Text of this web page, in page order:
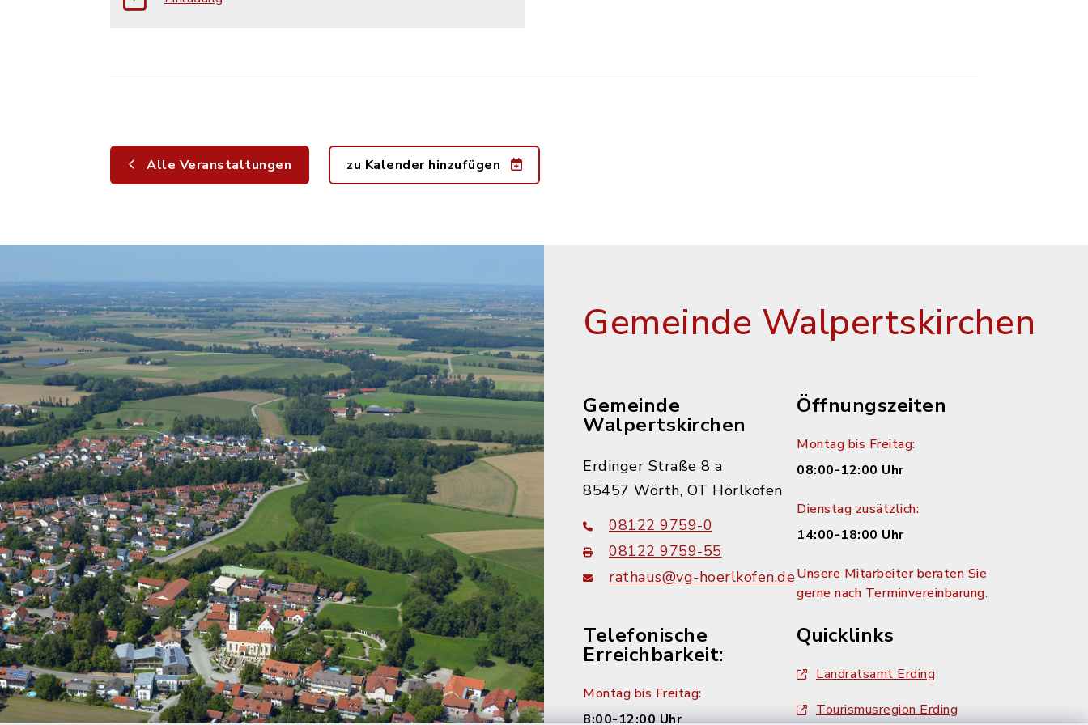
Alle Veranstaltungen zu Kalender hinzufügen
Gemeinde Walpertskirchen
Gemeinde
Walpertskirchen
Erdinger Straße 8 a
85457 Wörth, OT Hörlkofen
08122 9759-0
08122 9759-55
rathaus@vg-hoerlkofen.de
Öffnungszeiten
Montag bis Freitag:
08:00-12:00 Uhr
Dienstag zusätzlich:
14:00-18:00 Uhr
Unsere Mitarbeiter beraten Sie
gerne nach Terminvereinbarung.
Telefonische
Erreichbarkeit:
Montag bis Freitag:
8:00-12:00 Uhr
Quicklinks
Landratsamt Erding
Tourismusregion Erding